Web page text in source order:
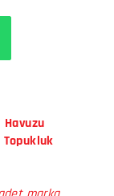
Havuzu